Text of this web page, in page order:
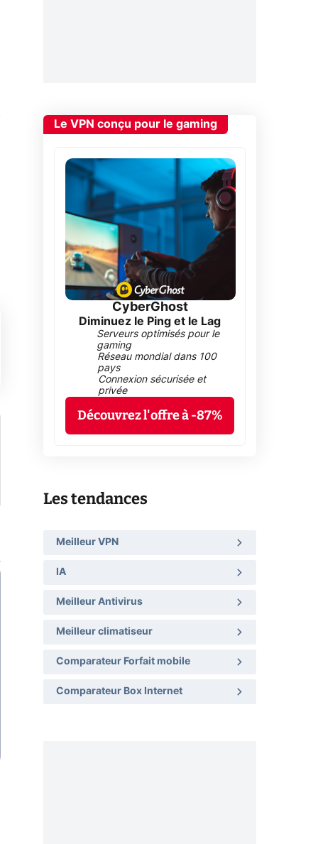
Le VPN conçu pour le gaming
CyberGhost
Diminuez le Ping et le Lag
Serveurs optimisés pour le
gaming
Réseau mondial dans 100
pays
Connexion sécurisée et
privée
Découvrez l'offre à -87%
Les tendances
Meilleur VPN
IA
Meilleur Antivirus
Meilleur climatiseur
Comparateur Forfait mobile
Comparateur Box Internet